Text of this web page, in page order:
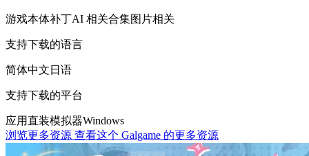
游戏本体补丁AI 相关合集图片相关
支持下载的语言
简体中文 日语
支持下载的平台
应用直装模拟器Windows
浏览更多资源 查看这个 Galgame 的更多资源